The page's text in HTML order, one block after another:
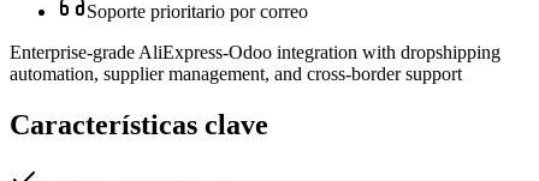
Soporte prioritario por correo
Enterprise-grade AliExpress-Odoo integration with dropshipping
automation, supplier management, and cross-border support
Características clave